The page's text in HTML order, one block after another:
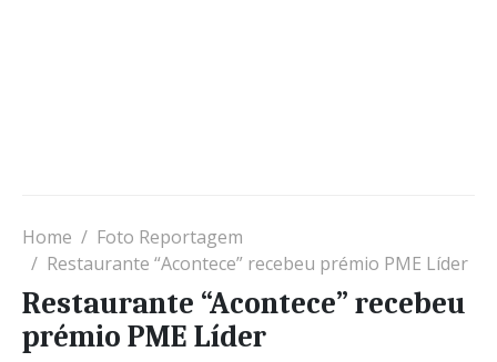
Home
Foto Reportagem
Restaurante “Acontece” recebeu prémio PME Líder
Restaurante “Acontece” recebeu
prémio PME Líder